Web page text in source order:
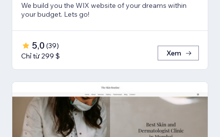
We build you the WIX website of your dreams within
your budget. Lets go!
5,0 (39)
Chỉ từ 299 $
Xem